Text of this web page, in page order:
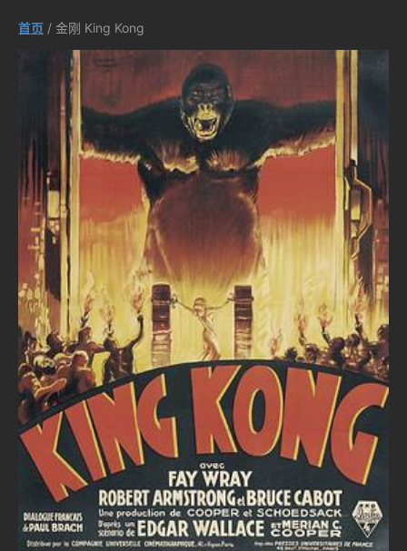
首页 / 金刚 King Kong